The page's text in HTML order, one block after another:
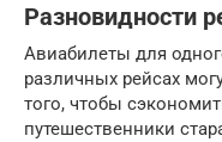
Разновидности
Авиабилеты для
различных рейсах
того, чтобы
путешественники